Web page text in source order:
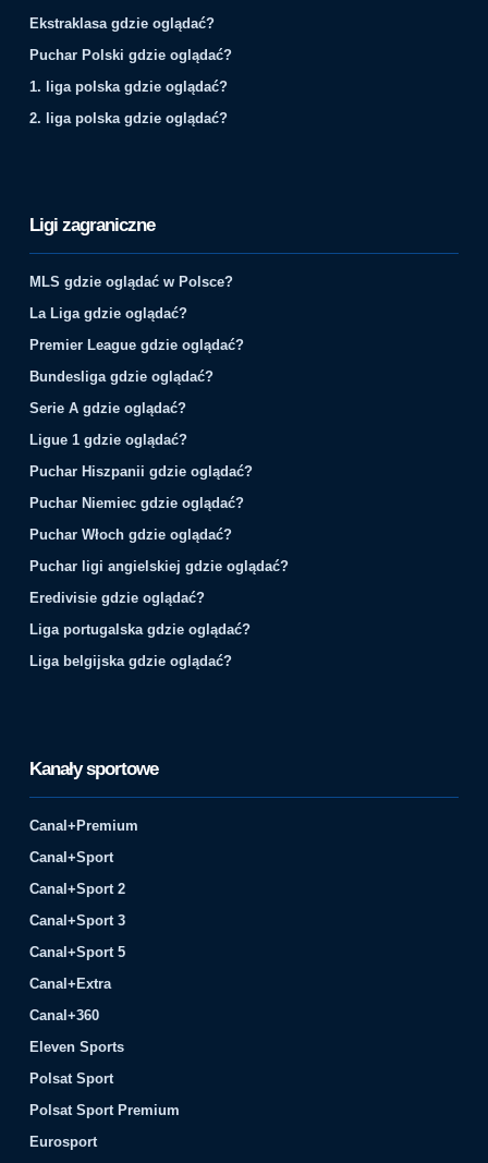
Ekstraklasa gdzie oglądać?
Puchar Polski gdzie oglądać?
1. liga polska gdzie oglądać?
2. liga polska gdzie oglądać?
Ligi zagraniczne
MLS gdzie oglądać w Polsce?
La Liga gdzie oglądać?
Premier League gdzie oglądać?
Bundesliga gdzie oglądać?
Serie A gdzie oglądać?
Ligue 1 gdzie oglądać?
Puchar Hiszpanii gdzie oglądać?
Puchar Niemiec gdzie oglądać?
Puchar Włoch gdzie oglądać?
Puchar ligi angielskiej gdzie oglądać?
Eredivisie gdzie oglądać?
Liga portugalska gdzie oglądać?
Liga belgijska gdzie oglądać?
Kanały sportowe
Canal+Premium
Canal+Sport
Canal+Sport 2
Canal+Sport 3
Canal+Sport 5
Canal+Extra
Canal+360
Eleven Sports
Polsat Sport
Polsat Sport Premium
Eurosport